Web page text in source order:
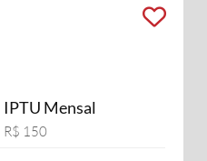
IPTU Mensal
R$ 150